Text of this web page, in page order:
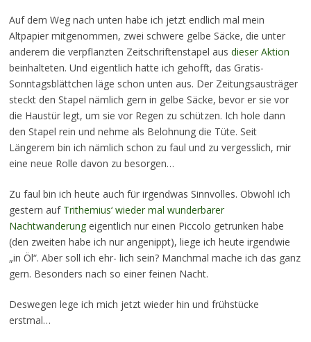
Auf dem Weg nach unten habe ich jetzt endlich mal mein
Altpapier mitgenommen, zwei schwere gelbe Säcke, die unter
anderem die verpflanzten Zeitschriftenstapel aus dieser Aktion
beinhalteten. Und eigentlich hatte ich gehofft, das Gratis-
Sonntagsblättchen läge schon unten aus. Der Zeitungsausträger
steckt den Stapel nämlich gern in gelbe Säcke, bevor er sie vor
die Haustür legt, um sie vor Regen zu schützen. Ich hole dann
den Stapel rein und nehme als Belohnung die Tüte. Seit
Längerem bin ich nämlich schon zu faul und zu vergesslich, mir
eine neue Rolle davon zu besorgen…
Zu faul bin ich heute auch für irgendwas Sinnvolles. Obwohl ich
gestern auf Trithemius‘ wieder mal wunderbarer
Nachtwanderungeigentlich nur einen Piccolo getrunken habe
(den zweiten habe ich nur angenippt), liege ich heute irgendwie
„in Öl“. Aber soll ich ehr- lich sein? Manchmal mache ich das ganz
gern. Besonders nach so einer feinen Nacht.
Deswegen lege ich mich jetzt wieder hin und frühstücke
erstmal…